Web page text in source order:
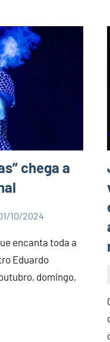
chega a
10/2024
encanta toda a
Eduardo
domingo,